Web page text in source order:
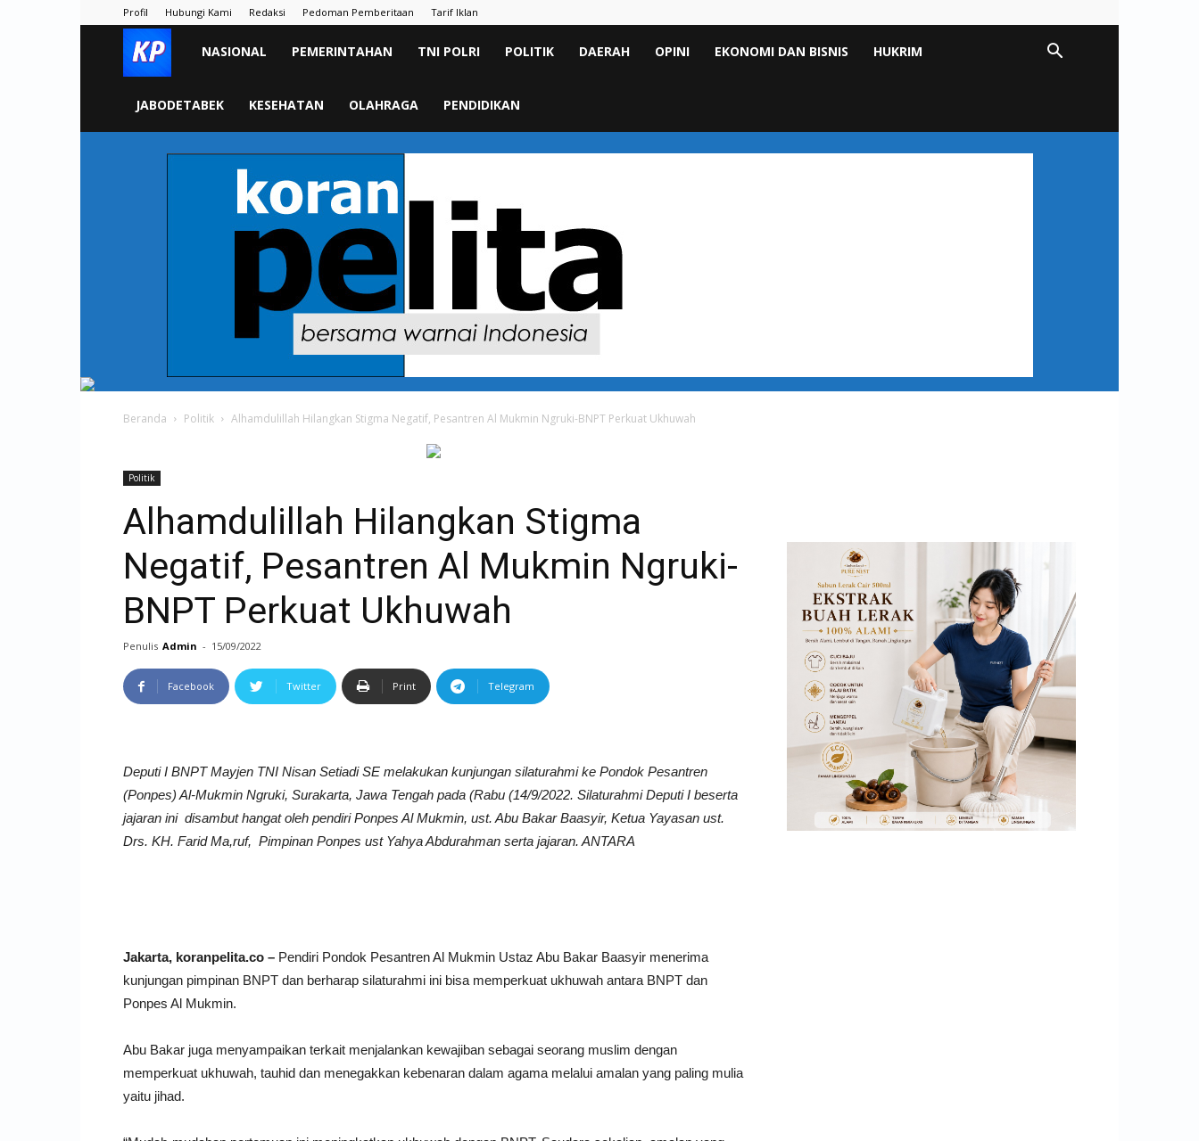
Profil Hubungi Kami Redaksi Pedoman Pemberitaan Tarif Iklan
KORAN
PELITA
NASIONAL PEMERINTAHAN TNI POLRI POLITIK DAERAH OPINI EKONOMI DAN BISNIS HUKRIM
JABODETABEK KESEHATAN OLAHRAGA PENDIDIKAN
Beranda Politik Alhamdulillah Hilangkan Stigma Negatif, Pesantren Al Mukmin Ngruki-BNPT Perkuat Ukhuwah
Politik
Alhamdulillah Hilangkan Stigma
Negatif, Pesantren Al Mukmin Ngruki-
BNPT Perkuat Ukhuwah
Penulis Admin - 15/09/2022
Facebook Twitter Print Telegram
Deputi I BNPT Mayjen TNI Nisan Setiadi SE melakukan kunjungan silaturahmi ke Pondok Pesantren
(Ponpes) Al-Mukmin Ngruki, Surakarta, Jawa Tengah pada (Rabu (14/9/2022. Silaturahmi Deputi I beserta
jajaran ini disambut hangat oleh pendiri Ponpes Al Mukmin, ust. Abu Bakar Baasyir, Ketua Yayasan ust.
Drs. KH. Farid Ma,ruf, Pimpinan Ponpes ust Yahya Abdurahman serta jajaran. ANTARA
Jakarta, koranpelita.co – Pendiri Pondok Pesantren Al Mukmin Ustaz Abu Bakar Baasyir menerima
kunjungan pimpinan BNPT dan berharap silaturahmi ini bisa memperkuat ukhuwah antara BNPT dan
Ponpes Al Mukmin.
Abu Bakar juga menyampaikan terkait menjalankan kewajiban sebagai seorang muslim dengan
memperkuat ukhuwah, tauhid dan menegakkan kebenaran dalam agama melalui amalan yang paling mulia
yaitu jihad.